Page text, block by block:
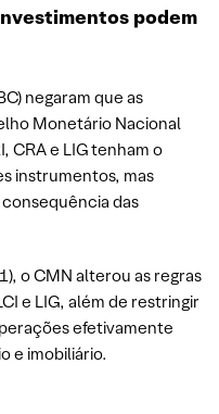
podem
negaram que as
Monetário Nacional
CRA e LIG tenham o
instrumentos, mas
das
o CMN alterou as regras
e LIG, além de restringir
efetivamente
e imobiliário.